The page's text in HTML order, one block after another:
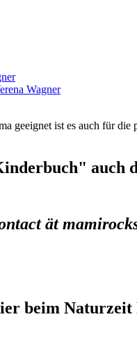
Wagner
geeignet ist es auch für
auch
ät
beim Naturzeit